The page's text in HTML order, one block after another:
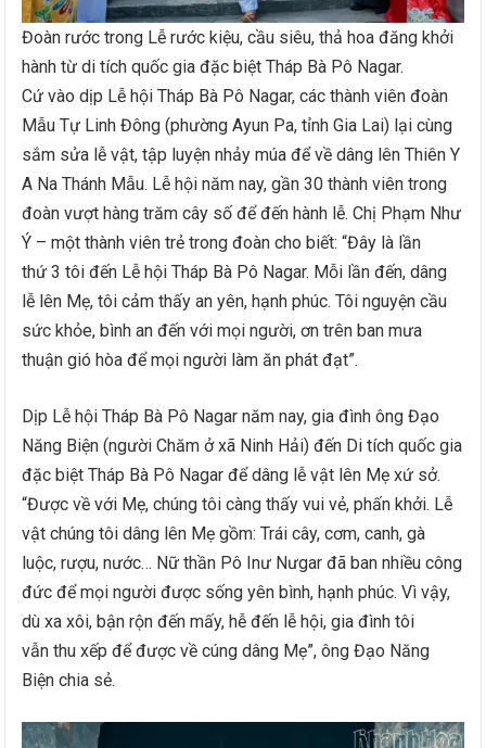
Đoàn rước trong Lễ rước kiệu, cầu siêu, thả hoa đăng khởi
hành từ di tích quốc gia đặc biệt Tháp Bà Pô Nagar.
Cứ vào dịp Lễ hội Tháp Bà Pô Nagar, các thành viên đoàn
Mẫu Tự Linh Đông (phường Ayun Pa, tỉnh Gia Lai) lại cùng
sắm sửa lễ vật, tập luyện nhảy múa để về dâng lên Thiên Y
A Na Thánh Mẫu. Lễ hội năm nay, gần 30 thành viên trong
đoàn vượt hàng trăm cây số để đến hành lễ. Chị Phạm Như
Ý – một thành viên trẻ trong đoàn cho biết: “Đây là lần
thứ 3 tôi đến Lễ hội Tháp Bà Pô Nagar. Mỗi lần đến, dâng
lễ lên Mẹ, tôi cảm thấy an yên, hạnh phúc. Tôi nguyện cầu
sức khỏe, bình an đến với mọi người, ơn trên ban mưa
thuận gió hòa để mọi người làm ăn phát đạt”.
Dịp Lễ hội Tháp Bà Pô Nagar năm nay, gia đình ông Đạo
Năng Biện (người Chăm ở xã Ninh Hải) đến Di tích quốc gia
đặc biệt Tháp Bà Pô Nagar để dâng lễ vật lên Mẹ xứ sở.
“Được về với Mẹ, chúng tôi càng thấy vui vẻ, phấn khởi. Lễ
vật chúng tôi dâng lên Mẹ gồm: Trái cây, cơm, canh, gà
luộc, rượu, nước… Nữ thần Pô Inư Nưgar đã ban nhiều công
đức để mọi người được sống yên bình, hạnh phúc. Vì vậy,
dù xa xôi, bận rộn đến mấy, hễ đến lễ hội, gia đình tôi
vẫn thu xếp để được về cúng dâng Mẹ”, ông Đạo Năng
Biện chia sẻ.